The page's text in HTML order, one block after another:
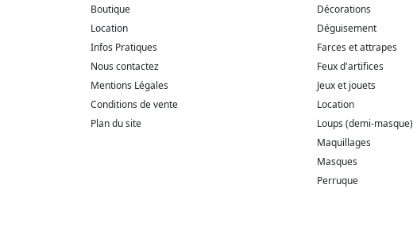
Boutique
Location
Infos Pratiques
Nous contactez
Mentions Légales
Conditions de vente
Plan du site
Décorations
Déguisement
Farces et attrapes
Feux d'artifices
Jeux et jouets
Location
Loups (demi-masque)
Maquillages
Masques
Perruque